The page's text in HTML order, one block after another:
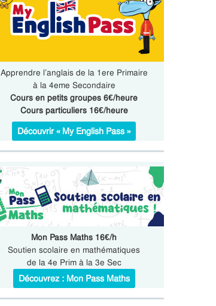
Apprendre l’anglais de la 1ere Primaire
à la 4eme Secondaire
Cours en petits groupes 6€/heure
Cours particuliers 16€/heure
Découvrir « My English Pass »
Mon Pass Maths 16€/h
Soutien scolaire en mathématiques
de la 4e Prim à la 3e Sec
Découvrez : Mon Pass Maths